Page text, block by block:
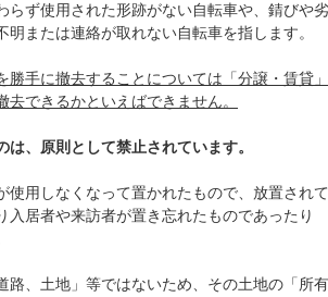
ず使用された形跡がない自転車や、錆びや劣
または連絡が取れない自転車を指します。
勝手に撤去することについては「分譲・賃貸」
できるかといえばできません。
、原則として禁止されています。
用しなくなって置かれたもので、放置されて
居者や来訪者が置き忘れたものであったり
、土地」等ではないため、その土地の「所有